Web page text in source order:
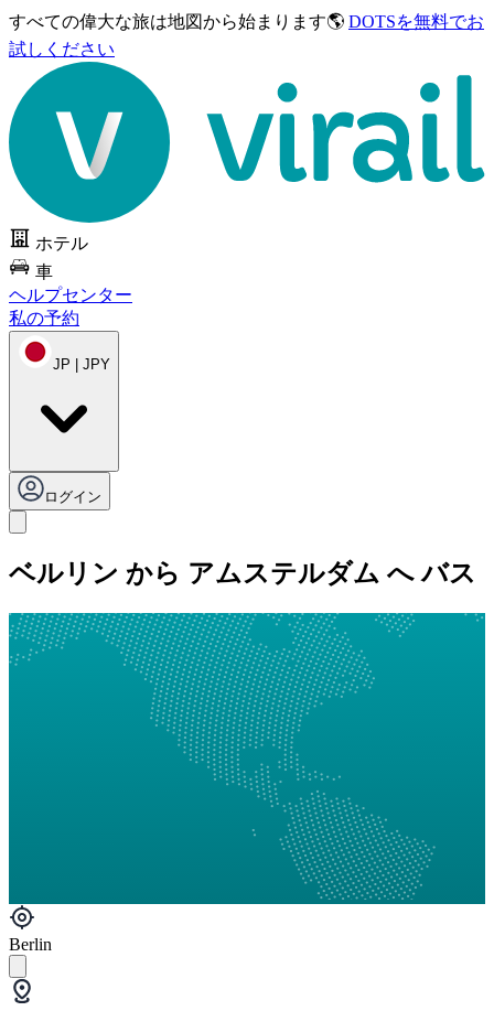
すべての偉大な旅は地図から始まります🌎 DOTSを無料でお
試しください
ホテル
車
ヘルプセンター
私の予約
JP | JPY
ログイン
ベルリン から アムステルダム へ バス
Berlin